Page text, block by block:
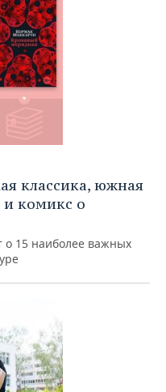
классика, южная
и комикс о
о 15 наиболее важных